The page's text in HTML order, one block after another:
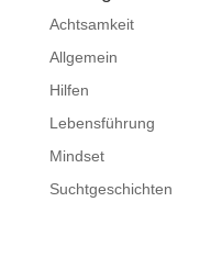
Achtsamkeit
Allgemein
Hilfen
Lebensführung
Mindset
Suchtgeschichten